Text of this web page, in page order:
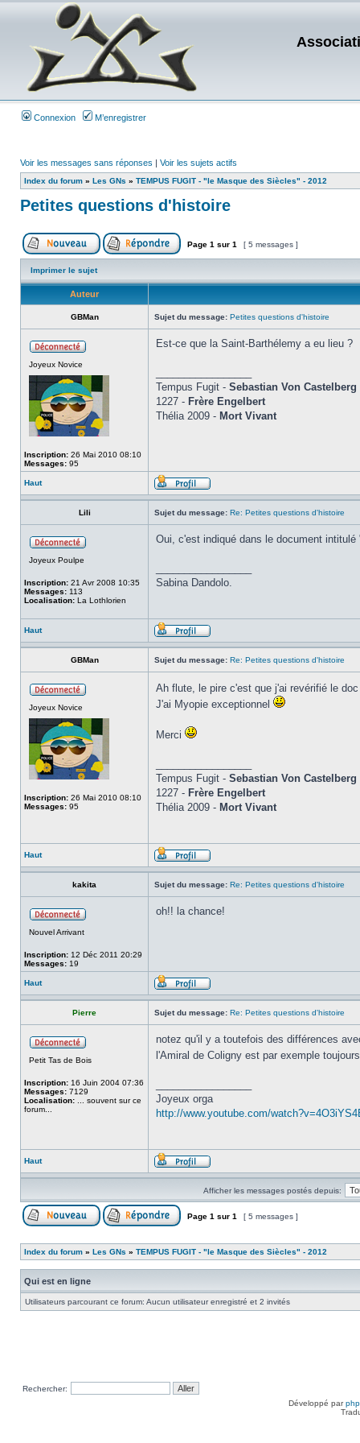
Connexion M’enregistrer
Voir les messages sans réponses | Voir les sujets actifs
Index du forum » Les GNs » TEMPUS FUGIT - "le Masque des Siècles" - 2012
Petites questions d'histoire
Page 1 sur 1 [ 5 messages ]
Imprimer le sujet
Auteur
GBMan Sujet du message: Petites questions d'histoire
Joyeux Novice
Inscription: 26 Mai 2010 08:10
Messages: 95
Est-ce que la Saint-Barthélemy a eu lieu ?
Tempus Fugit - Sebastian Von Castelberg
1227 - Frère Engelbert
Thélia 2009 - Mort Vivant
Haut
Lili Sujet du message: Re: Petites questions d'histoire
Joyeux Poulpe
Inscription: 21 Avr 2008 10:35
Messages: 113
Localisation: La Lothlorien
Oui, c'est indiqué dans le document intitulé
Sabina Dandolo.
Haut
GBMan Sujet du message: Re: Petites questions d'histoire
Joyeux Novice
Inscription: 26 Mai 2010 08:10
Messages: 95
Ah flute, le pire c'est que j'ai revérifié le
J'ai Myopie exceptionnel
Merci
Tempus Fugit - Sebastian Von Castelberg
1227 - Frère Engelbert
Thélia 2009 - Mort Vivant
Haut
kakita Sujet du message: Re: Petites questions d'histoire
Nouvel Arrivant
Inscription: 12 Déc 2011 20:29
Messages: 19
oh!! la chance!
Haut
Pierre Sujet du message: Re: Petites questions d'histoire
Petit Tas de Bois
Inscription: 16 Juin 2004 07:36
Messages: 7129
Localisation: ... souvent sur ce
forum...
notez qu'il y a toutefois des différences
l'Amiral de Coligny est par exemple
Joyeux orga
http://www.youtube.com/
Haut
Afficher les messages postés depuis:
Page 1 sur 1 [ 5 messages ]
Index du forum » Les GNs » TEMPUS FUGIT - "le Masque des Siècles" - 2012
Qui est en ligne
Utilisateurs parcourant ce forum: Aucun utilisateur enregistré et 2 invités
Rechercher:
Développé par